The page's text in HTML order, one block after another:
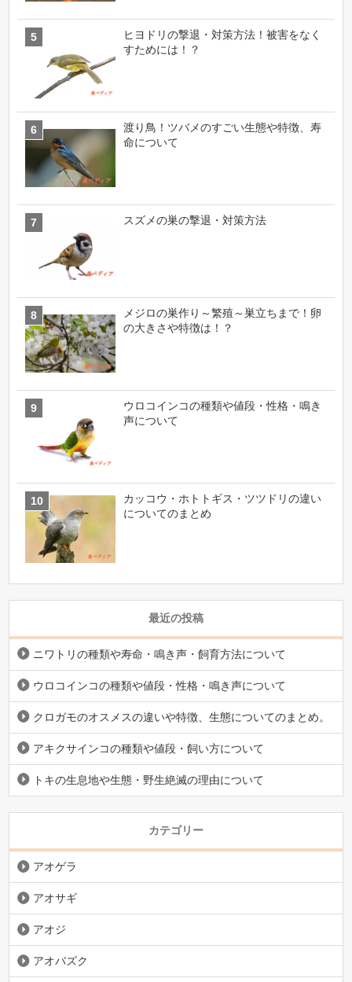
ヒヨドリの撃退・対策方法！被害をなく
すためには！？
渡り鳥！ツバメのすごい生態や特徴、寿
命について
スズメの巣の撃退・対策方法
メジロの巣作り～繁殖～巣立ちまで！卵
の大きさや特徴は！？
ウロコインコの種類や値段・性格・鳴き
声について
カッコウ・ホトトギス・ツツドリの違い
についてのまとめ
最近の投稿
ニワトリの種類や寿命・鳴き声・飼育方法について
ウロコインコの種類や値段・性格・鳴き声について
クロガモのオスメスの違いや特徴、生態についてのまとめ。
アキクサインコの種類や値段・飼い方について
トキの生息地や生態・野生絶滅の理由について
カテゴリー
アオゲラ
アオサギ
アオジ
アオバズク